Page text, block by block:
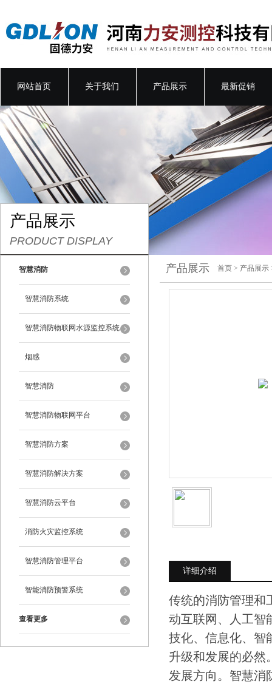
网站首页 关于我们 产品展示 最新促销
产品展示
PRODUCT DISPLAY
智慧消防
智慧消防系统
智慧消防物联网水源监控系统
烟感
智慧消防
智慧消防物联网平台
智慧消防方案
智慧消防解决方案
智慧消防云平台
消防火灾监控系统
智慧消防管理平台
智能消防预警系统
查看更多
产品展示 首页 > 产品展示
详细介绍
传统的消防管理和
动互联网、人工智
技化、信息化、智
升级和发展的必然
发展方向。智慧消